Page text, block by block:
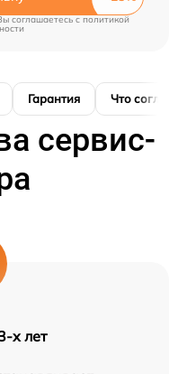
соглашаетесь cполитикой
Гарантия Что
сервис-
х лет